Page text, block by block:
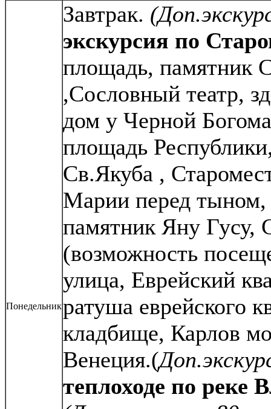
Понедельник
Завтрак.
экскурсия по
площадь, памятник
,Сословный театр,
дом у Черной
площадь
Св.Якуба ,
Марии перед тыном,
памятник Яну Гусу,
(возможность
улица, Еврейский
ратуша еврейского
кладбище, Карлов
Венеция.(
теплоходе по реке